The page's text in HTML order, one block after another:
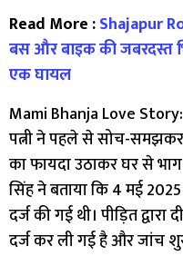
Read More :Shajapur
बस और बाइक की जबरदस्त
एक घायल
Mami Bhanja Love
पत्नी ने पहले से सोच-
का फायदा उठाकर घर से
सिंह ने बताया कि 4 मई
दर्ज की गई थी। पीड़ित
दर्ज कर ली गई है और जांच